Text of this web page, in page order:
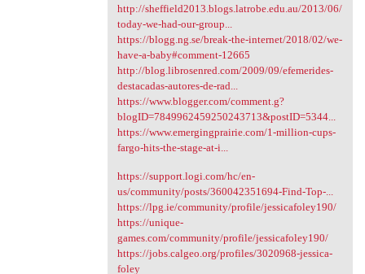
http://sheffield2013.blogs.latrobe.edu.au/2013/06/
today-we-had-our-group...
https://blogg.ng.se/break-the-internet/2018/02/we-
have-a-baby#comment-12665
http://blog.librosenred.com/2009/09/efemerides-
destacadas-autores-de-rad...
https://www.blogger.com/comment.g?
blogID=7849962459250243713&postID=5344...
https://www.emergingprairie.com/1-million-cups-
fargo-hits-the-stage-at-i...
https://support.logi.com/hc/en-
us/community/posts/360042351694-Find-Top-...
https://lpg.ie/community/profile/jessicafoley190/
https://unique-
games.com/community/profile/jessicafoley190/
https://jobs.calgeo.org/profiles/3020968-jessica-
foley